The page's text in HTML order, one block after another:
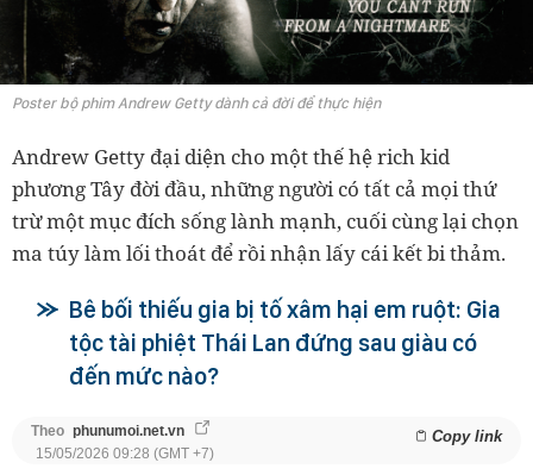
Poster bộ phim Andrew Getty dành cả đời để thực hiện
Andrew Getty đại diện cho một thế hệ rich kid
phương Tây đời đầu, những người có tất cả mọi thứ
trừ một mục đích sống lành mạnh, cuối cùng lại chọn
ma túy làm lối thoát để rồi nhận lấy cái kết bi thảm.
Bê bối thiếu gia bị tố xâm hại em ruột: Gia
tộc tài phiệt Thái Lan đứng sau giàu có
đến mức nào?
Theo phunumoi.net.vn Copy link
15/05/2026 09:28 (GMT +7)